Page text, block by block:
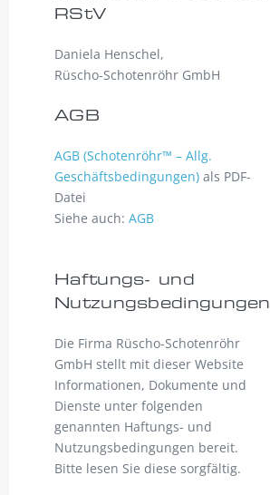
RStV
Daniela Henschel,
Rüscho-Schotenröhr GmbH
AGB
AGB (Schotenröhr™ – Allg.
Geschäftsbedingungen) als PDF-
Datei
Siehe auch: AGB
Haftungs- und
Nutzungsbedingungen
Die Firma Rüscho-Schotenröhr
GmbH stellt mit dieser Website
Informationen, Dokumente und
Dienste unter folgenden
genannten Haftungs- und
Nutzungsbedingungen bereit.
Bitte lesen Sie diese sorgfältig.